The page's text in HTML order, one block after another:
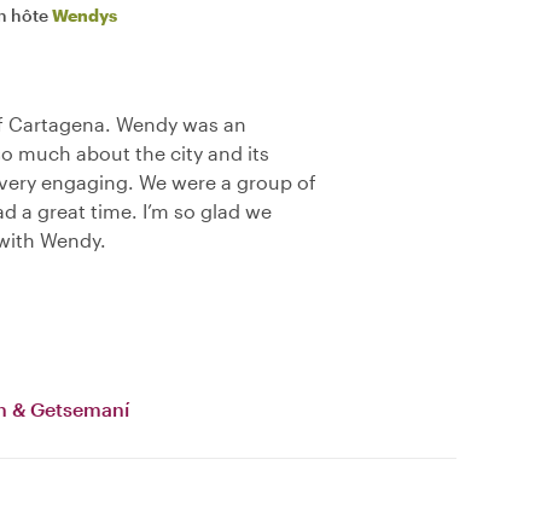
hôteWendys
Wendy was an
much about the city and its
engaging. We were a group of
a great time. I’m so glad we
Wendy.
& Getsemaní